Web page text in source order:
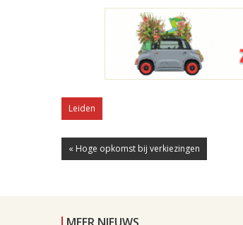
Leiden
« Hoge opkomst bij verkiezingen